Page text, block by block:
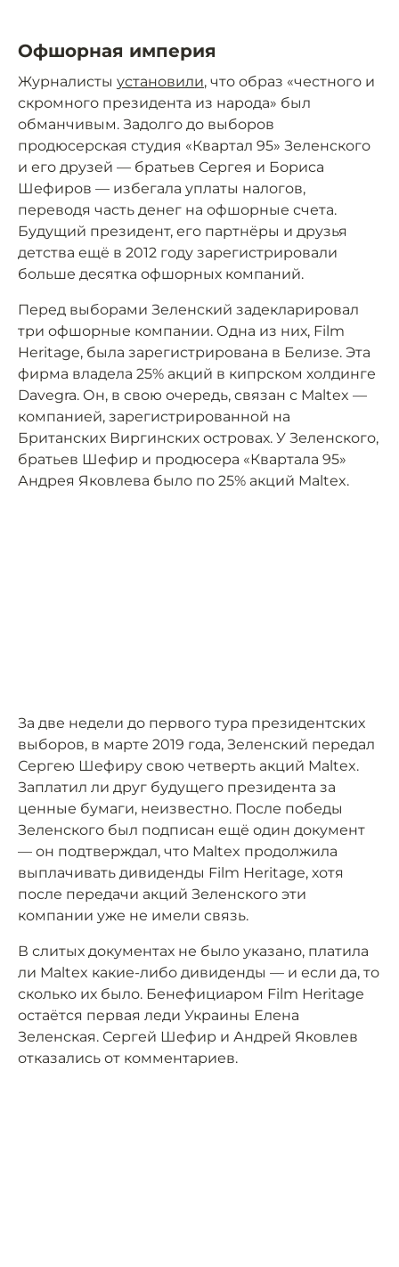
Офшорная империя
Журналисты установили, что образ «честного и
скромного президента из народа» был
обманчивым. Задолго до выборов
продюсерская студия «Квартал 95» Зеленского
и его друзей — братьев Сергея и Бориса
Шефиров — избегала уплаты налогов,
переводя часть денег на офшорные счета.
Будущий президент, его партнёры и друзья
детства ещё в 2012 году зарегистрировали
больше десятка офшорных компаний.
Перед выборами Зеленский задекларировал
три офшорные компании. Одна из них, Film
Heritage, была зарегистрирована в Белизе. Эта
фирма владела 25% акций в кипрском холдинге
Davegra. Он, в свою очередь, связан с Maltex —
компанией, зарегистрированной на
Британских Виргинских островах. У Зеленского,
братьев Шефир и продюсера «Квартала 95»
Андрея Яковлева было по 25% акций Maltex.
За две недели до первого тура президентских
выборов, в марте 2019 года, Зеленский передал
Сергею Шефиру свою четверть акций Maltex.
Заплатил ли друг будущего президента за
ценные бумаги, неизвестно. После победы
Зеленского был подписан ещё один документ
— он подтверждал, что Maltex продолжила
выплачивать дивиденды Film Heritage, хотя
после передачи акций Зеленского эти
компании уже не имели связь.
В слитых документах не было указано, платила
ли Maltex какие-либо дивиденды — и если да, то
сколько их было. Бенефициаром Film Heritage
остаётся первая леди Украины Елена
Зеленская. Сергей Шефир и Андрей Яковлев
отказались от комментариев.